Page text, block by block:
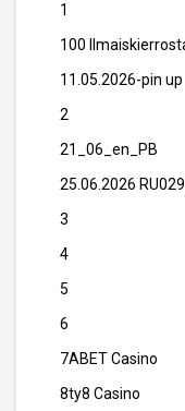
1
100
11.05.2026-pin up
2
21_06_en_PB
25.06.2026
3
4
5
6
7ABET Casino
8ty8 Casino